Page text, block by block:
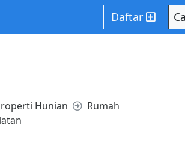
array offset on value of type null in
public_html/daftarngiklan.com/core/
Daftar
Hunian
Rumah